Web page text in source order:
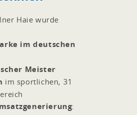
Haie wurde
im deutschen
Meister
im sportlichen, 31
: